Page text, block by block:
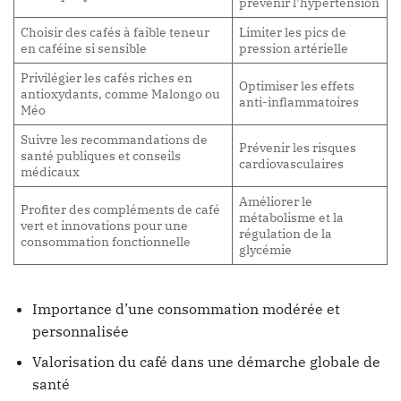
Choisir des cafés à faible teneur
en caféine si sensible
Limiter les pics de
pression artérielle
Privilégier les cafés riches en
antioxydants, comme Malongo ou
Méo
Optimiser les effets
anti-inflammatoires
Suivre les recommandations de
santé publiques et conseils
médicaux
Prévenir les risques
cardiovasculaires
Profiter des compléments de café
vert et innovations pour une
consommation fonctionnelle
Améliorer le
métabolisme et la
régulation de la
glycémie
Importance d’une consommation modérée et
personnalisée
Valorisation du café dans une démarche globale de
santé